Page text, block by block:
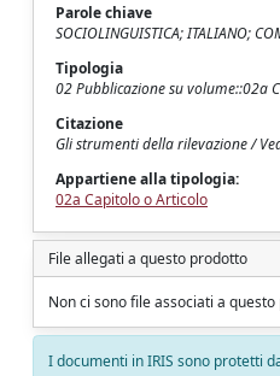
Parole chiave
SOCIOLINGUISTICA; ITALIANO;
Tipologia
02 Pubblicazione su volume::02a
Citazione
Gli strumenti della rilevazione /
Appartiene alla tipologia:
02a Capitolo o Articolo
File allegati a questo prodotto
Non ci sono file associati a
I documenti in IRIS sono protetti